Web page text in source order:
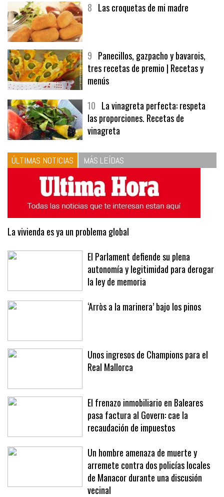
8 Las croquetas de mi madre
9 Panecillos, gazpacho y bavarois,
tres recetas de premio | Recetas y
menús
10 La vinagreta perfecta: respeta
las proporciones. Recetas de
vinagreta
ÚLTIMAS NOTICIAS MÁS LEÍDAS
La vivienda es ya un problema global
El Parlament defiende su plena
autonomía y legitimidad para derogar
la ley de memoria
‘Arròs a la marinera’ bajo los pinos
Unos ingresos de Champions para el
Real Mallorca
El frenazo inmobiliario en Baleares
pasa factura al Govern: cae la
recaudación de impuestos
Un hombre amenaza de muerte y
arremete contra dos policías locales
de Manacor durante una discusión
vecinal